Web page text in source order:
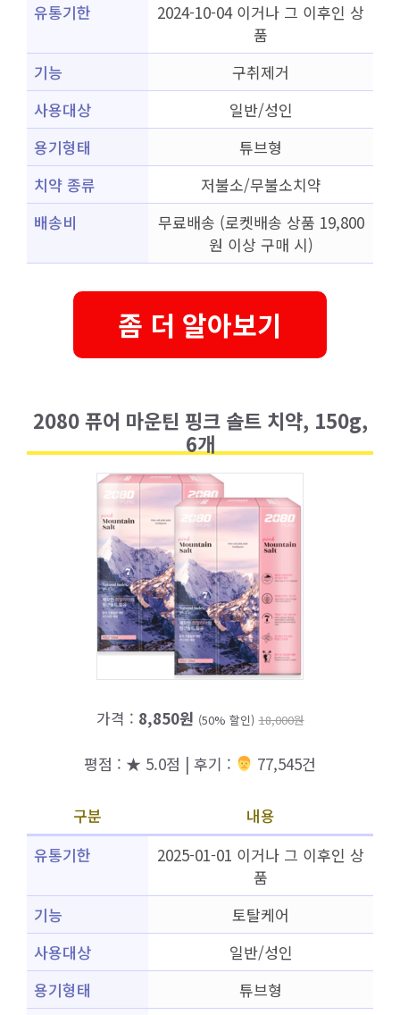
유통기한
2024-10-04 이거나 그 이후인 상
품
기능
구취제거
사용대상
일반/성인
용기형태
튜브형
치약 종류
저불소/무불소치약
배송비
무료배송 (로켓배송 상품 19,800
원 이상 구매 시)
좀 더 알아보기
2080 퓨어 마운틴 핑크 솔트 치약, 150g,
6개
가격 : 8,850원 (50% 할인) 18,000원
평점 : ★ 5.0점 | 후기 : ‍‍ 77,545건
구분
내용
유통기한
2025-01-01 이거나 그 이후인 상
품
기능
토탈케어
사용대상
일반/성인
용기형태
튜브형